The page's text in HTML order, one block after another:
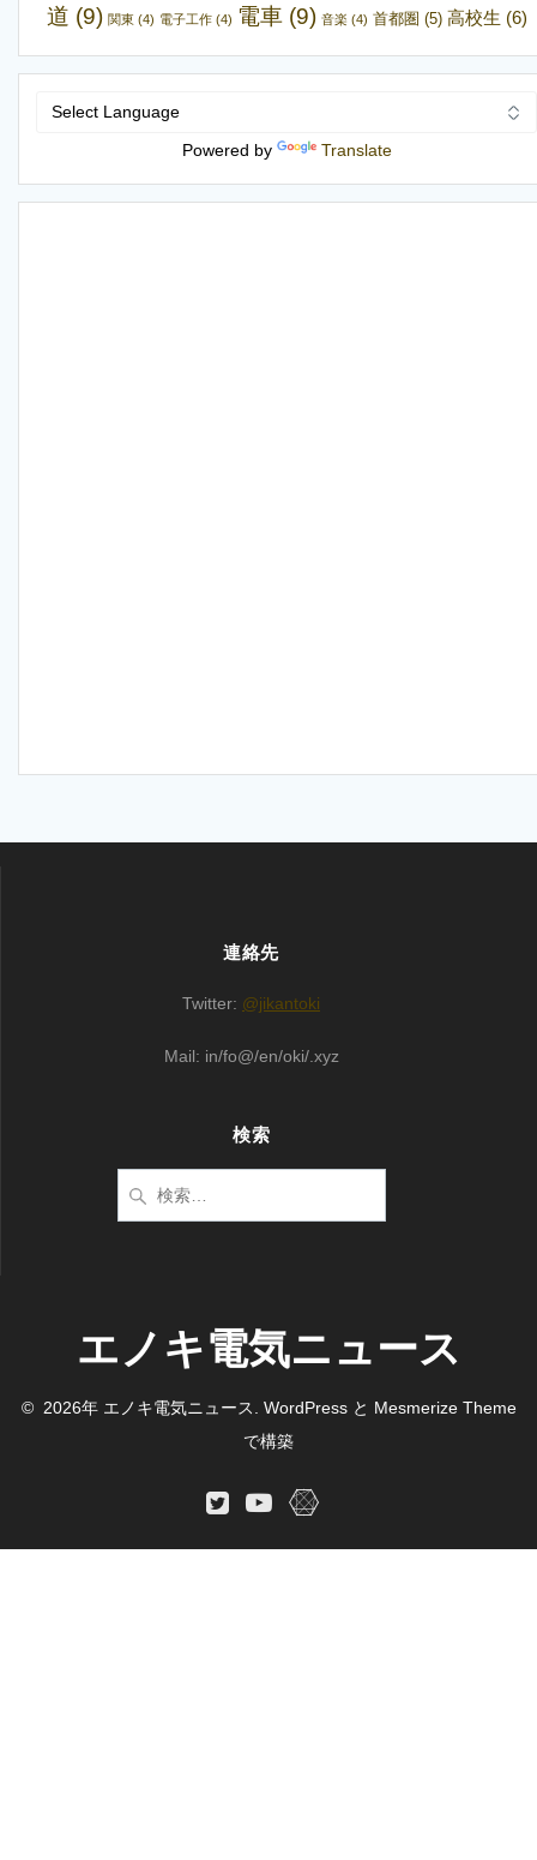
道 (9) 関東(4) 電子工作(4) 電車(9) 音楽 (4) 首都圏 (5) 高校生 (6)
Powered by Translate
連絡先
Twitter: @jikantoki
Mail: in/fo@/en/oki/.xyz
検索
検
索:
エノキ電気ニュース
© 2026年 エノキ電気ニュース. WordPress と Mesmerize Theme
で構築